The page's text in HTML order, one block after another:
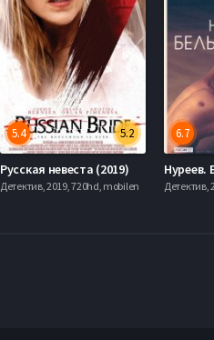
5.2
5.4
Русская невеста (2019)
Детектив, 2019, 720hd, mobilen
6.7
Детектив,